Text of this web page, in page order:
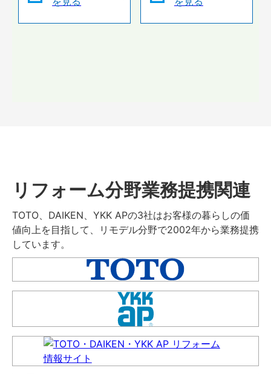
リフォーム分野業務提携関連
TOTO、DAIKEN、YKK APの3社はお客様の暮らしの価
値向上を目指して、リモデル分野で2002年から業務提携
しています。